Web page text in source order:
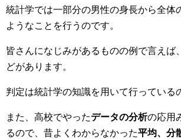
統計学では一部分の男性の身長から全体
ようなことを行うのです。
皆さんになじみがあるものの例で言えば
どがあります。
判定は統計学の知識を用いて行っている
また、高校でやったデータの分析の応用
るので、昔よくわからなかった平均、分